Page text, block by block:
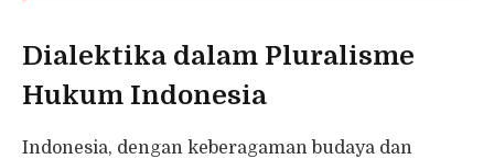
Dialektika dalam Pluralisme
Hukum Indonesia
Indonesia, dengan keberagaman budaya dan